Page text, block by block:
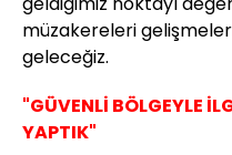
müzakereleri
geleceğiz.
"GÜVENLİ BÖLGEYLE
YAPTIK"